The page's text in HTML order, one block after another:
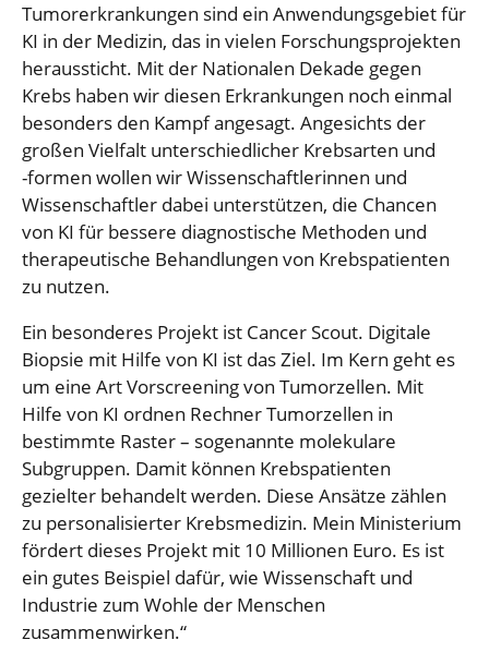
Tumorerkrankungen sind ein Anwendungsgebiet für
KI in der Medizin, das in vielen Forschungsprojekten
heraussticht. Mit der Nationalen Dekade gegen
Krebs haben wir diesen Erkrankungen noch einmal
besonders den Kampf angesagt. Angesichts der
großen Vielfalt unterschiedlicher Krebsarten und
-formen wollen wir Wissenschaftlerinnen und
Wissenschaftler dabei unterstützen, die Chancen
von KI für bessere diagnostische Methoden und
therapeutische Behandlungen von Krebspatienten
zu nutzen.
Ein besonderes Projekt ist Cancer Scout. Digitale
Biopsie mit Hilfe von KI ist das Ziel. Im Kern geht es
um eine Art Vorscreening von Tumorzellen. Mit
Hilfe von KI ordnen Rechner Tumorzellen in
bestimmte Raster – sogenannte molekulare
Subgruppen. Damit können Krebspatienten
gezielter behandelt werden. Diese Ansätze zählen
zu personalisierter Krebsmedizin. Mein Ministerium
fördert dieses Projekt mit 10 Millionen Euro. Es ist
ein gutes Beispiel dafür, wie Wissenschaft und
Industrie zum Wohle der Menschen
zusammenwirken.“